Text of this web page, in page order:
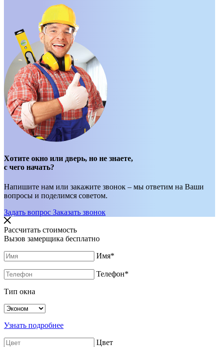
Хотите окно или дверь, но не знаете,
с чего начать?
Напишите нам или закажите звонок – мы ответим на Ваши
вопросы и поделимся советом.
Задать вопрос Заказать звонок
Рассчитать стоимость
Вызов замерщика бесплатно
Имя*
Телефон*
Тип окна
Узнать подробнее
Цвет